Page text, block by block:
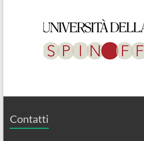
Contatti